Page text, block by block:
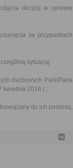
decyzji w sprawie
(w przypadkach
sytuacją:
osobowych Pani/Pana
kwietnia 2016 r.;
do ich podania,